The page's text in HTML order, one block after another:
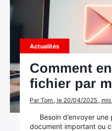
Actualités
Comment
fichier par
Par Tom , le 20/04/2025 ,
Besoin d’envoyer
document important ou